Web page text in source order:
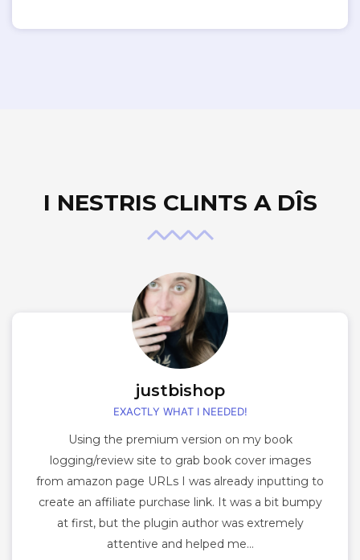
I NESTRIS CLINTS A DÎS
justbishop
EXACTLY WHAT I NEEDED!
Using the premium version on my book
logging/review site to grab book cover images
from amazon page URLs I was already inputting to
create an affiliate purchase link. It was a bit bumpy
at first, but the plugin author was extremely
attentive and helped me…